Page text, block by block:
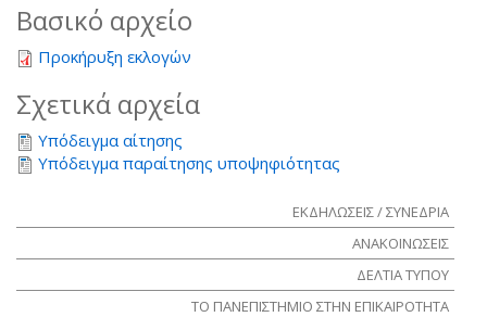
Βασικό αρχείο
Προκήρυξη εκλογών
Σχετικά αρχεία
Υπόδειγμα αίτησης
Υπόδειγμα παραίτησης υποψηφιότητας
ΕΚΔΗΛΩΣΕΙΣ / ΣΥΝΕΔΡΙΑ
ΑΝΑΚΟΙΝΩΣΕΙΣ
ΔΕΛΤΙΑ ΤΥΠΟΥ
ΤΟ ΠΑΝΕΠΙΣΤΗΜΙΟ ΣΤΗΝ ΕΠΙΚΑΙΡΟΤΗΤΑ